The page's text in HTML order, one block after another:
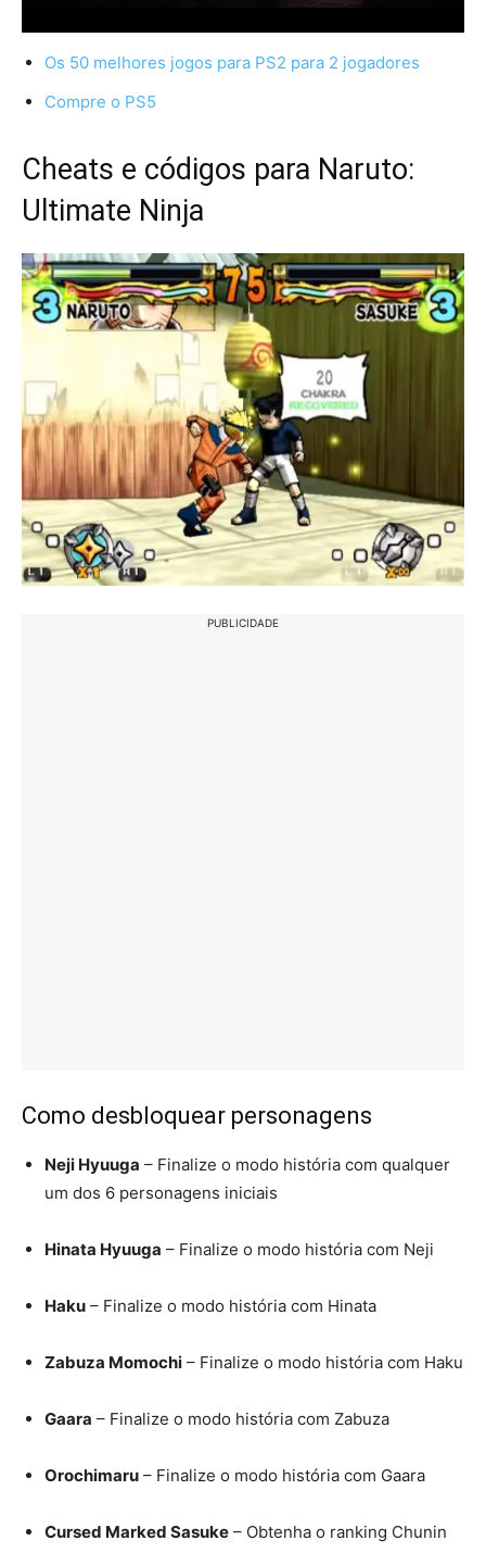
Os 50 melhores jogos para PS2 para 2 jogadores
Compre o PS5
Cheats e códigos para Naruto:
Ultimate Ninja
PUBLICIDADE
Como desbloquear personagens
Neji Hyuuga – Finalize o modo história com qualquer
um dos 6 personagens iniciais
Hinata Hyuuga – Finalize o modo história com Neji
Haku – Finalize o modo história com Hinata
Zabuza Momochi – Finalize o modo história com Haku
Gaara – Finalize o modo história com Zabuza
Orochimaru – Finalize o modo história com Gaara
Cursed Marked Sasuke – Obtenha o ranking Chunin